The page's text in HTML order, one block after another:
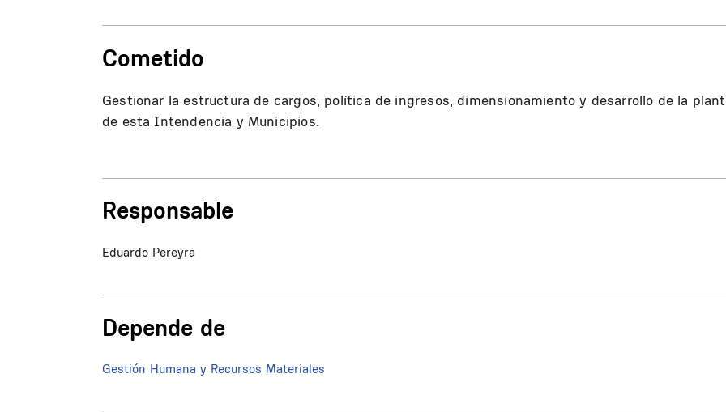
Cometido
Gestionar la estructura de cargos, política de ingresos, dimensionamiento y desarrollo de la
de esta Intendencia y Municipios.
Responsable
Eduardo Pereyra
Depende de
Gestión Humana y Recursos Materiales